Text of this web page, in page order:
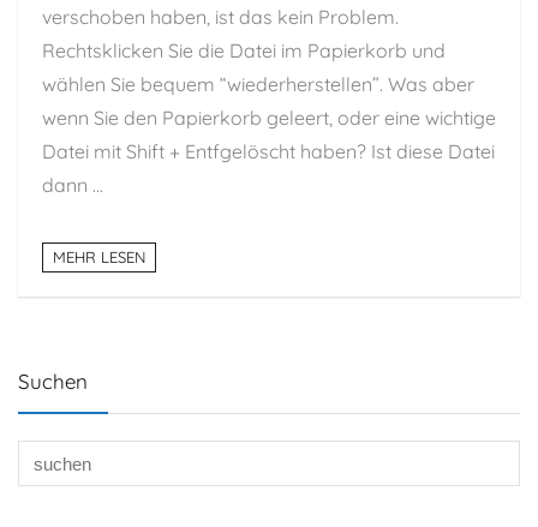
verschoben haben, ist das kein Problem.
Rechtsklicken Sie die Datei im Papierkorb und
wählen Sie bequem “wiederherstellen”. Was aber
wenn Sie den Papierkorb geleert, oder eine wichtige
Datei mit Shift + Entfgelöscht haben? Ist diese Datei
dann ...
MEHR LESEN
Suchen